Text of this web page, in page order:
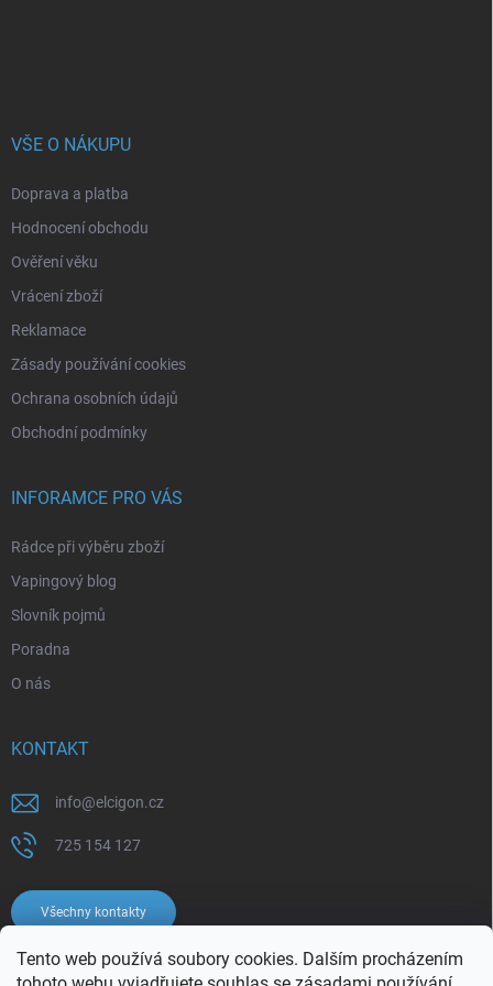
Tento web používá soubory cookies. Dalším procházením
VŠE O NÁKUPU
Doprava a platba
Hodnocení obchodu
Ověření věku
Vrácení zboží
Reklamace
Zásady používání cookies
Ochrana osobních údajů
Obchodní podmínky
INFORAMCE PRO VÁS
Rádce při výběru zboží
Vapingový blog
Slovník pojmů
Poradna
O nás
KONTAKT
info@elcigon.cz
725 154 127
Všechny kontakty